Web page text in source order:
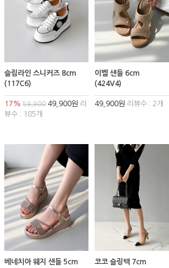
슬림라인 스니커즈 8cm
(117C6)
17% 59,900 49,900원 리
뷰수 : 185개
이벨 샌들 6cm
(424V4)
49,900원 리뷰수 : 2개
베네치아 웨지 샌들 5cm
코코 슬링백 7cm